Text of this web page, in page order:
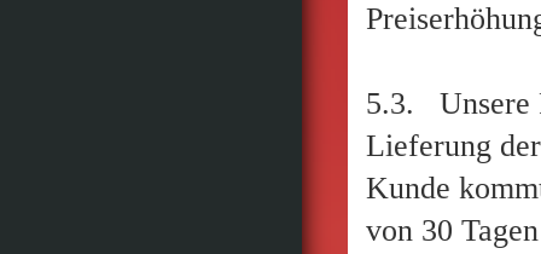
5.3. Unsere
Lieferung
Kunde
von 30